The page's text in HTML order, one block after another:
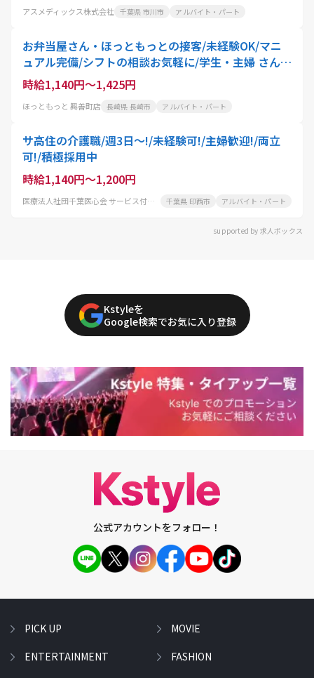
アスメディックス株式会社 千葉県 市川市 アルバイト・パート
お弁当屋さん・ほっともっとの接客/未経験OK/マニ
ュアル完備/シフトの相談お気軽に/学生・主婦 さん活
躍中
時給1,140円～1,425円
ほっともっと 興善町店 長崎県 長崎市 アルバイト・パート
サ高住の介護職/週3日～!/未経験可!/主婦歓迎!/両立
可!/積極採用中
時給1,140円～1,200円
医療法人社団千葉医心会 サービス付き高齢者向け住宅 リーベディッヒ大森 千葉県 印西市 アルバイト・パート
supported by 求人ボックス
Kstyleを
Google検索でお気に入り登録
公式アカウントをフォロー！
PICK UP
ENTERTAINMENT
MOVIE
FASHION